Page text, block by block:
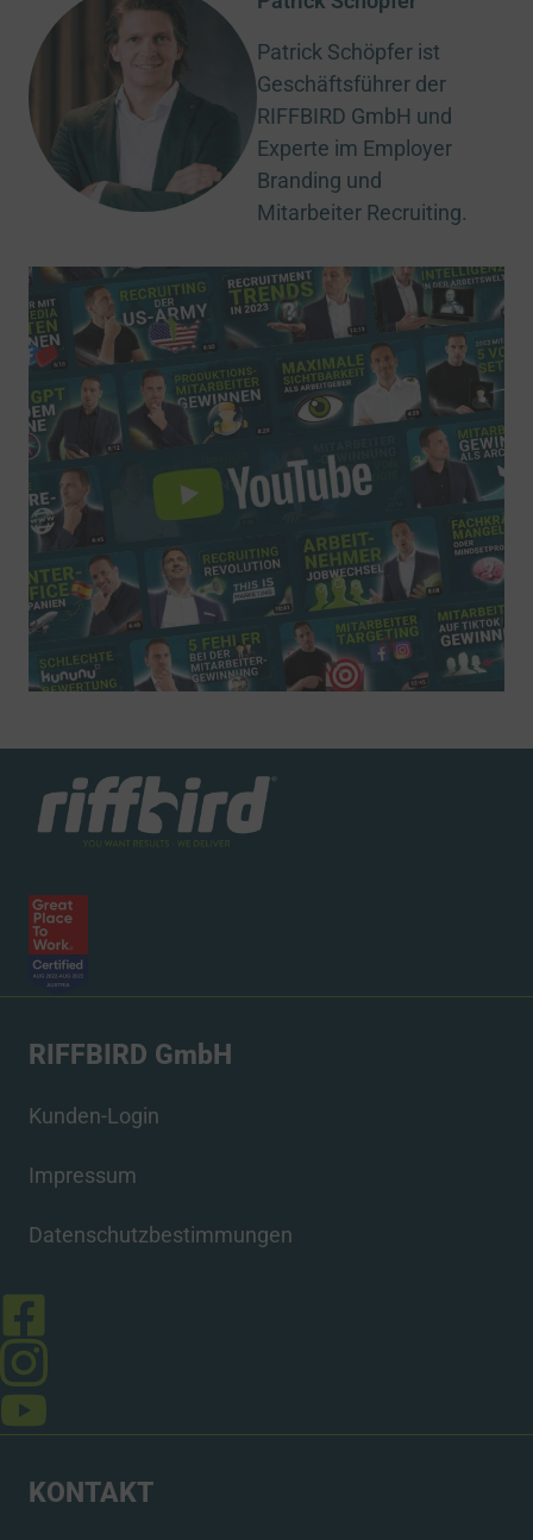
Patrick Schöpfer ist
Geschäftsführer der
RIFFBIRD GmbH und
Experte im Employer
Branding und
Mitarbeiter Recruiting.
RIFFBIRD GmbH
Kunden-Login
Impressum
Datenschutzbestimmungen
KONTAKT